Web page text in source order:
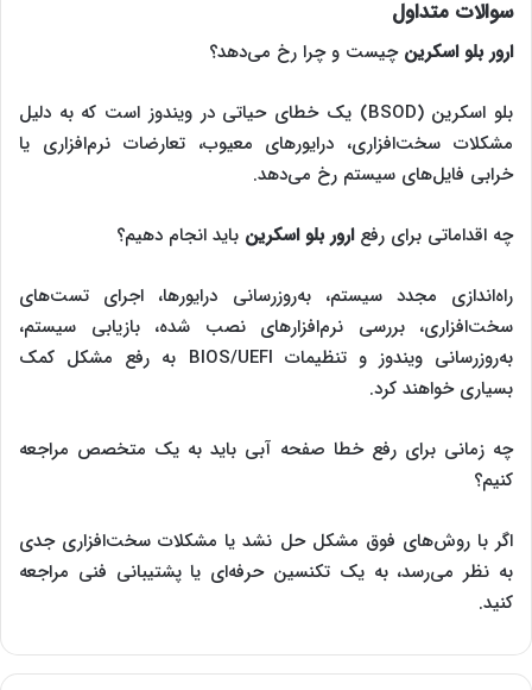
سوالات متداول
ارور بلو اسکرین چیست و چرا رخ می‌دهد؟
بلو اسکرین (BSOD) یک خطای حیاتی در ویندوز است که به دلیل
مشکلات سخت‌افزاری، درایورهای معیوب، تعارضات نرم‌افزاری یا
خرابی فایل‌های سیستم رخ می‌دهد.
چه اقداماتی برای رفعارور بلو اسکرین باید انجام دهیم؟
راه‌اندازی مجدد سیستم، به‌روزرسانی درایورها، اجرای تست‌های
سخت‌افزاری، بررسی نرم‌افزارهای نصب شده، بازیابی سیستم،
به‌روزرسانی ویندوز و تنظیمات BIOS/UEFI به رفع مشکل کمک
بسیاری خواهند کرد.
چه زمانی برای رفع خطا صفحه آبی باید به یک متخصص مراجعه
کنیم؟
اگر با روش‌های فوق مشکل حل نشد یا مشکلات سخت‌افزاری جدی
به نظر می‌رسد، به یک تکنسین حرفه‌ای یا پشتیبانی فنی مراجعه
کنید.